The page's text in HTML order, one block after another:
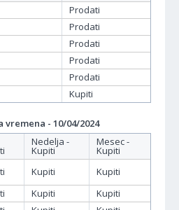
Prodati
Prodati
Prodati
Prodati
Prodati
Kupiti
vremena - 10/04/2024
Nedelja -
Kupiti
Mesec -
Kupiti
Kupiti
Kupiti
Kupiti
Kupiti